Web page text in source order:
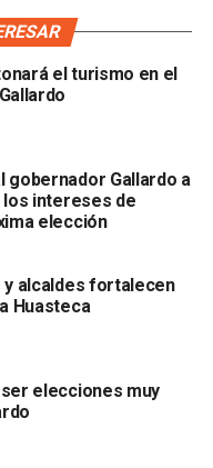
el turismo en el
gobernador Gallardo a
los intereses de
elección
y alcaldes fortalecen
Huasteca
elecciones muy